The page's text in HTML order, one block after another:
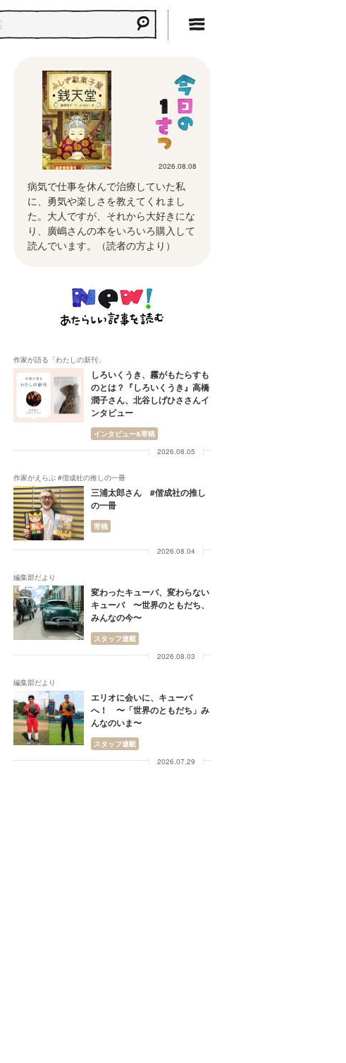
2026.08.08
病気で仕事を休んで治療していた私
に、勇気や楽しさを教えてくれまし
た。大人ですが、それから大好きにな
り、廣嶋さんの本をいろいろ購入して
読んでいます。（読者の方より）
作家が語る「わたしの新刊」
しろいくうき、霧がもたらすも
のとは？『しろいくうき』高橋
潤子さん、北谷しげひささんイ
ンタビュー
インタビュー&寄稿
2026.08.05
作家がえらぶ #偕成社の推しの一冊
三浦太郎さん #偕成社の推し
の一冊
寄稿
2026.08.04
編集部だより
変わったキューバ、変わらない
キューバ 〜世界のともだち、
みんなの今〜
スタッフ連載
2026.08.03
編集部だより
エリオに会いに、キューバ
へ！ 〜「世界のともだち」み
んなのいま〜
スタッフ連載
2026.07.29